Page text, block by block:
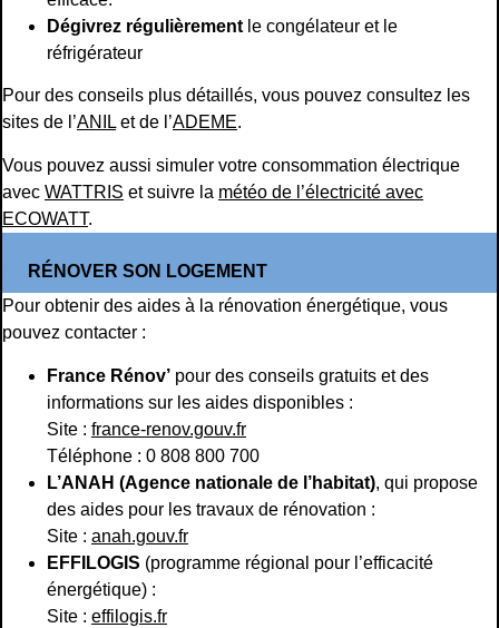
Dégivrez régulièrement le congélateur et le
réfrigérateur
Pour des conseils plus détaillés, vous pouvez consultez les
sites de l’ANIL et de l’ADEME.
Vous pouvez aussi simuler votre consommation électrique
avec WATTRIS et suivre la météo de l’électricité avec
ECOWATT.
RÉNOVER SON LOGEMENT
Pour obtenir des aides à la rénovation énergétique, vous
pouvez contacter :
France Rénov’ pour des conseils gratuits et des
informations sur les aides disponibles :
Site : france-renov.gouv.fr
Téléphone : 0 808 800 700
L’ANAH (Agence nationale de l’habitat), qui propose
des aides pour les travaux de rénovation :
Site : anah.gouv.fr
EFFILOGIS (programme régional pour l’efficacité
énergétique) :
Site : effilogis.fr